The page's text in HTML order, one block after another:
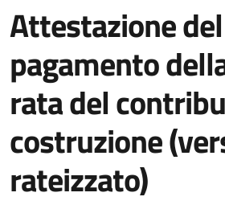
Attestazione del
pagamento
rata del
costruzione
rateizzato)